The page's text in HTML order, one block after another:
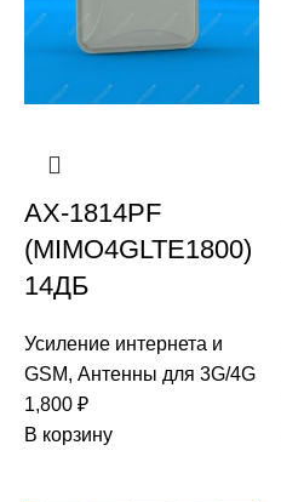
AX-1814PF
(MIMO4GLTE1800)
14ДБ
Усиление интернета и
GSM, Антенны для 3G/4G
1,800 ₽
В корзину